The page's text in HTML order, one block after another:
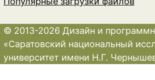
© 2013-2026 Дизайн и
«Саратовский национальный
университет имени Н.Г.